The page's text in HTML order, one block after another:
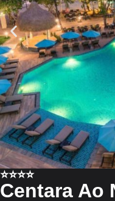
⭐️⭐️⭐️⭐️
Centara Ao